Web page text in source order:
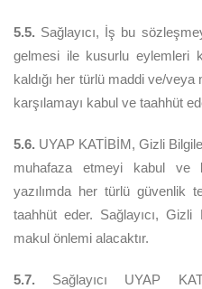
5.5. Sağlayıcı, İş bu
gelmesi ile kusurlu eylemleri
kaldığı her türlü maddi ve/veya
karşılamayı kabul ve taahhüt
5.6. UYAP KATİBİM, Gizli
muhafaza etmeyi kabul ve
yazılımda her türlü güvenlik
taahhüt eder. Sağlayıcı,
makul önlemi alacaktır.
5.7. Sağlayıcı UYAP